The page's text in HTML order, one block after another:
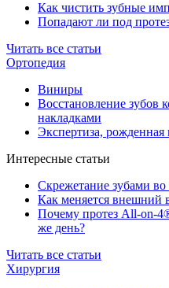
Как чистить зубные
Попадают ли под
Читать все статьи
Ортопедия
Виниры
Восстановление зубов
накладками
Экспертиза, рожденная
Интересные статьи
Скрежетание зубами во
Как меняется внешний
Почему протез All-on-
же день?
Читать все статьи
Хирургия